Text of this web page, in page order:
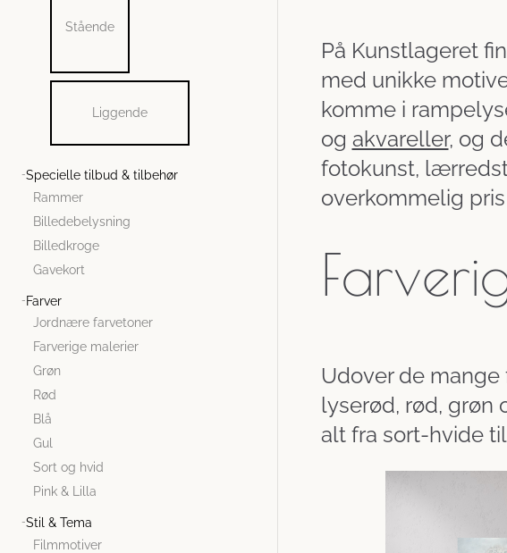
Stående
Liggende
Specielle tilbud & tilbehør
Rammer
Billedebelysning
Billedkroge
Gavekort
Farver
Jordnære farvetoner
Farverige malerier
Grøn
Rød
Blå
Gul
Sort og hvid
Pink & Lilla
Stil & Tema
Filmmotiver
På Kunstlageret
med unikke
komme i
og akvareller, og
fotokunst,
overkommelig
Udover de
lyserød, rød, grøn
alt fra sort-hvide